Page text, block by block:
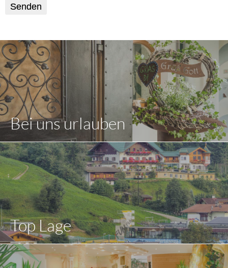
Senden
Bei uns urlauben
Top Lage